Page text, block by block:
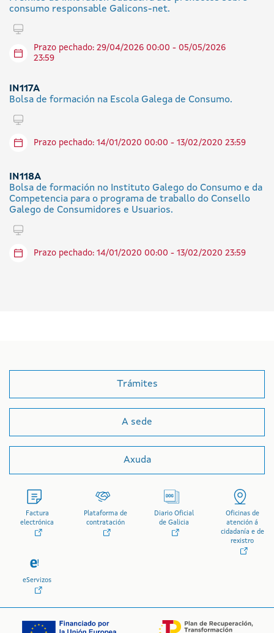
consumo responsable Galicons-net.
Tramitar en liña
Prazo pechado: 29/04/2026 00:00 - 05/05/2026
23:59
IN117A
Bolsa de formación na Escola Galega de Consumo.
Tramitar en liña
Prazo pechado: 14/01/2020 00:00 - 13/02/2020 23:59
IN118A
Bolsa de formación no Instituto Galego do Consumo e da
Competencia para o programa de traballo do Consello
Galego de Consumidores e Usuarios.
Tramitar en liña
Prazo pechado: 14/01/2020 00:00 - 13/02/2020 23:59
Trámites
A sede
Axuda
Factura
electrónica
Plataforma de
contratación
Diario Oficial
de Galicia
Oficinas de
atención á
cidadanía e de
rexistro
eServizos